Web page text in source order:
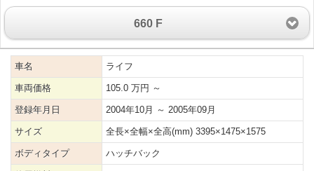
660 F
車名 ライフ
車両価格 105.0 万円 ～
登録年月日 2004年10月 ～ 2005年09月
サイズ 全長×全幅×全高(mm) 3395×1475×1575
ボディタイプ ハッチバック